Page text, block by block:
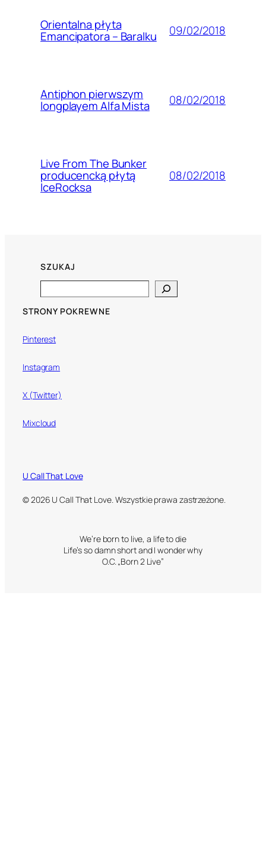
Orientalna płyta
Emancipatora – Baralku 09/02/2018
Antiphon pierwszym
longplayem Alfa Mista 08/02/2018
Live From The Bunker
producencką płytą
IceRocksa
08/02/2018
SZUKAJ
STRONY POKREWNE
Pinterest
Instagram
X (Twitter)
Mixcloud
U Call That Love
© 2026 U Call That Love. Wszystkie prawa zastrzeżone.
We’re born to live, a life to die
Life’s so damn short and I wonder why
O.C. „Born 2 Live”